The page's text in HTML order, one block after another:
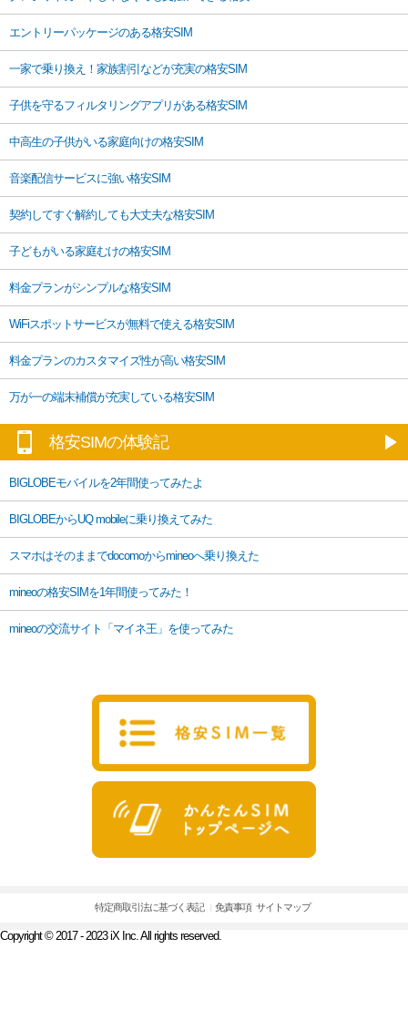
エントリーパッケージのある格安SIM
一家で乗り換え！家族割引などが充実の格安SIM
子供を守るフィルタリングアプリがある格安SIM
中高生の子供がいる家庭向けの格安SIM
音楽配信サービスに強い格安SIM
契約してすぐ解約しても大丈夫な格安SIM
子どもがいる家庭むけの格安SIM
料金プランがシンプルな格安SIM
WiFiスポットサービスが無料で使える格安SIM
料金プランのカスタマイズ性が高い格安SIM
万が一の端末補償が充実している格安SIM
格安SIMの体験記
BIGLOBEモバイルを2年間使ってみたよ
BIGLOBEからUQ mobileに乗り換えてみた
スマホはそのままでdocomoからmineoへ乗り換えた
mineoの格安SIMを1年間使ってみた！
mineoの交流サイト「マイネ王」を使ってみた
特定商取引法に基づく表記 免責事項 サイトマップ
Copyright © 2017 - 2023 iX Inc. All rights reserved.